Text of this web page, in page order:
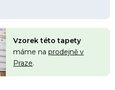
Vzorek této tapety
máme na prodejně v
Praze.